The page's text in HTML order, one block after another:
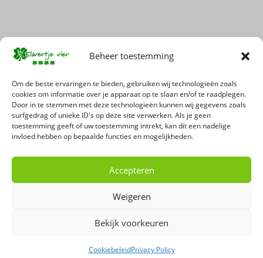
Beheer toestemming
Om de beste ervaringen te bieden, gebruiken wij technologieën zoals
cookies om informatie over je apparaat op te slaan en/of te raadplegen.
Door in te stemmen met deze technologieën kunnen wij gegevens zoals
surfgedrag of unieke ID's op deze site verwerken. Als je geen
toestemming geeft of uw toestemming intrekt, kan dit een nadelige
invloed hebben op bepaalde functies en mogelijkheden.
Accepteren
Weigeren
Bekijk voorkeuren
CookiebeleidPrivacy Policy
Mis geen enkele actie of promotie!
Schrijf je in voor onze nieuwsbrief
Copyright 2026 - 't Klavertje Vier